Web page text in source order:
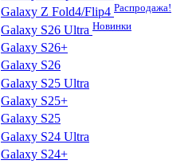
Galaxy Z Fold4/Flip4 Распродажа!
Galaxy S26 Ultra Новинки
Galaxy S26+
Galaxy S26
Galaxy S25 Ultra
Galaxy S25+
Galaxy S25
Galaxy S24 Ultra
Galaxy S24+